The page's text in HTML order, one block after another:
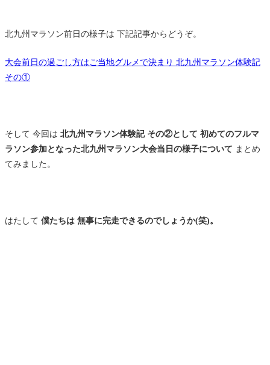
北九州マラソン前日の様子は 下記記事からどうぞ。
大会前日の過ごし方はご当地グルメで決まり 北九州マラソン体験記
その①
そして 今回は 北九州マラソン体験記 その②として 初めてのフルマ
ラソン参加となった北九州マラソン大会当日の様子について まとめ
てみました。
はたして 僕たちは 無事に完走できるのでしょうか(笑)。